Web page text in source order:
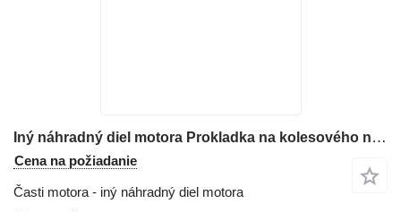
Iný náhradný diel motora Prokladka na kolesového nakladača Komatsu WA470
Cena na požiadanie
Časti motora - iný náhradný diel motora